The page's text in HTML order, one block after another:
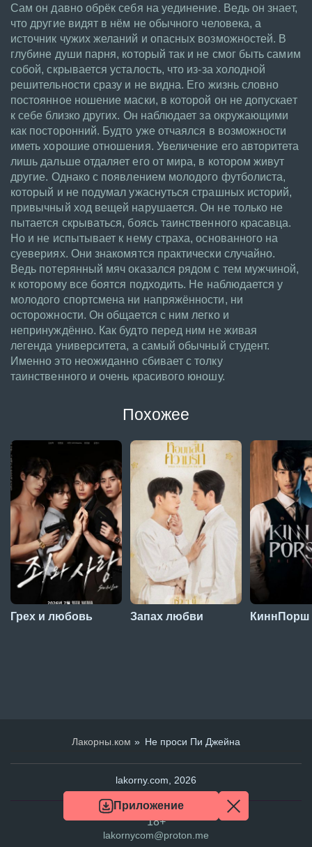
Сам он давно обрёк себя на уединение. Ведь он знает,
что другие видят в нём не обычного человека, а
источник чужих желаний и опасных возможностей. В
глубине души парня, который так и не смог быть самим
собой, скрывается усталость, что из-за холодной
решительности сразу и не видна. Его жизнь словно
постоянное ношение маски, в которой он не допускает
к себе близко других. Он наблюдает за окружающими
как посторонний. Будто уже отчаялся в возможности
иметь хорошие отношения. Увеличение его авторитета
лишь дальше отдаляет его от мира, в котором живут
другие. Однако с появлением молодого футболиста,
который и не подумал ужаснуться страшных историй,
привычный ход вещей нарушается. Он не только не
пытается скрываться, боясь таинственного красавца.
Но и не испытывает к нему страха, основанного на
суевериях. Они знакомятся практически случайно.
Ведь потерянный мяч оказался рядом с тем мужчиной,
к которому все боятся подходить. Не наблюдается у
молодого спортсмена ни напряжённости, ни
осторожности. Он общается с ним легко и
непринуждённо. Как будто перед ним не живая
легенда университета, а самый обычный студент.
Именно это неожиданно сбивает с толку
таинственного и очень красивого юношу.
Похожее
Грех и любовь Запах любви КиннПорш
Лакорны.ком Не проси Пи Джейна
lakorny.com, 2026
18+
lakornycom@proton.me
Приложение